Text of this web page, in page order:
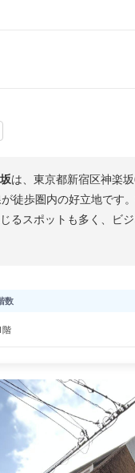
は、東京都新宿区神楽
徒歩圏内の好立地です。
るスポットも多く、ビ
利なオフィスビルです。
数
階